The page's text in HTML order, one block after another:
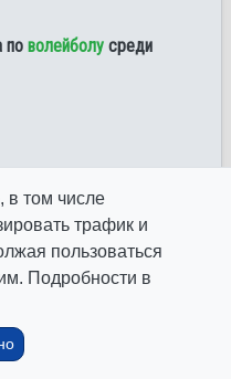
по волейболу среди
по
том числе
трафик и
пользоваться
Подробности в